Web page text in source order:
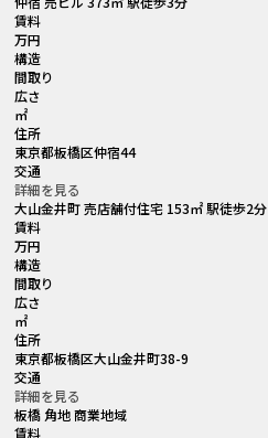
賃料
万円
構造
間取り
広さ
㎡
住所
東京都板橋区仲宿44
交通
詳細を見る
大山金井町 売店舗付住宅 153㎡ 駅徒歩2分
賃料
万円
構造
間取り
広さ
㎡
住所
東京都板橋区大山金井町38-9
交通
詳細を見る
板橋 角地 商業地域
賃料